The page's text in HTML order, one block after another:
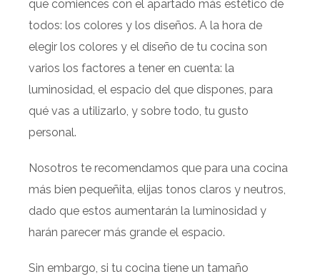
que comiences con el apartado más estético de
todos: los colores y los diseños. A la hora de
elegir los colores y el diseño de tu cocina son
varios los factores a tener en cuenta: la
luminosidad, el espacio del que dispones, para
qué vas a utilizarlo, y sobre todo, tu gusto
personal.
Nosotros te recomendamos que para una cocina
más bien pequeñita, elijas tonos claros y neutros,
dado que estos aumentarán la luminosidad y
harán parecer más grande el espacio.
Sin embargo, si tu cocina tiene un tamaño